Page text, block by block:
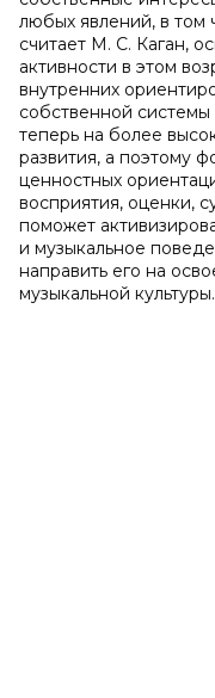
любых явлений, в том
считает М. С. Каган,
активности в этом
внутренних
собственной
теперь на более
развития, а поэтому
ценностных
восприятия, оценки,
поможет
и музыкальное
направить его на
музыкальной культуры.